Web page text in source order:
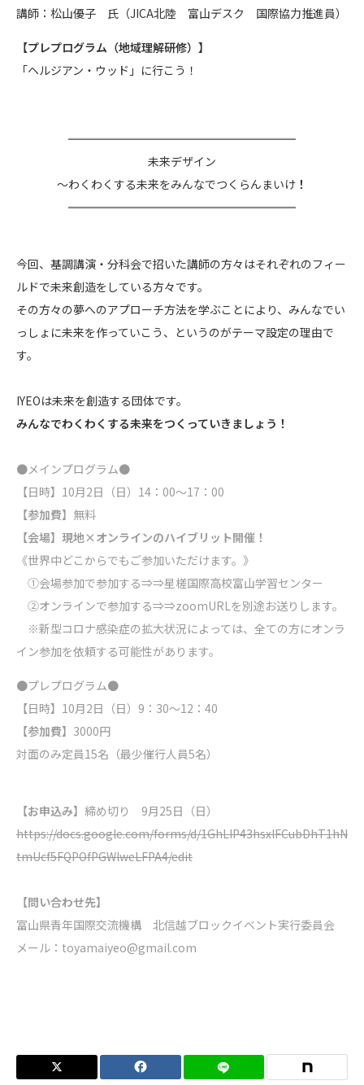
講師：松山優子 氏（JICA北陸 富山デスク 国際協力推進員）
【プレプログラム（地域理解研修）】
「ヘルジアン・ウッド」に行こう！
════════════════════
ㅤ未来デザイン
～わくわくする未来をみんなでつくらんまいけ ！
════════════════════
今回、基調講演・分科会で招いた講師の方々はそれぞれのフィー
ルドで未来創造をしている方々です。
その方々の夢へのアプローチ方法を学ぶことにより、みんなでい
っしょに未来を作っていこう、というのがテーマ設定の理由で
す。
IYEOは未来を創造する団体です。
みんなでわくわくする未来をつくっていきましょう！
●メインプログラム●
【日時】10月2日（日）14：00～17：00
【参加費】 無料
【会場】現地×オンラインのハイブリット開催！
《世界中どこからでもご参加いただけます。》
①会場参加で参加する⇒⇒星槎国際高校富山学習センター
②オンラインで参加する⇒⇒zoomURLを別途お送りします。
※新型コロナ感染症の拡大状況によっては、全ての方にオンラ
イン参加を依頼する可能性があります。
●プレプログラム●
【日時】10月2日（日）9：30～12：40
【参加費】 3000円
対面のみ定員15名（最少催行人員5名）
【お申込み】 締め切り 9月25日（日）
https://docs.google.com/forms/d/1GhLIP43hsxlFCubDhT1hN
tmUcf5FQPOfPGWlweLFPA4/edit
【問い合わせ先】
富山県青年国際交流機構 北信越ブロックイベント実行委員会
メール： toyamaiyeo@gmail.com